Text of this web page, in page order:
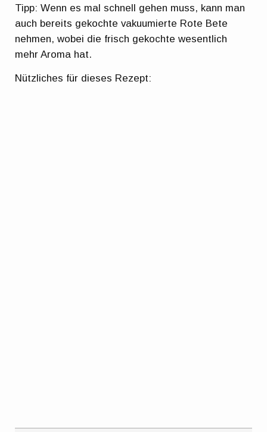
Tipp: Wenn es mal schnell gehen muss, kann man
auch bereits gekochte vakuumierte Rote Bete
nehmen, wobei die frisch gekochte wesentlich
mehr Aroma hat.
Nützliches für dieses Rezept: